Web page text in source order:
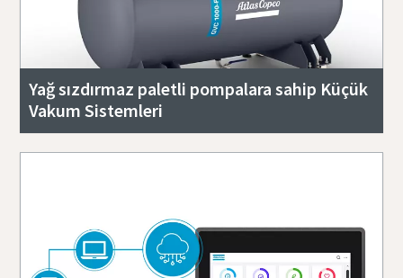
Yağ sızdırmaz paletli pompalara sahip Küçük
Vakum Sistemleri